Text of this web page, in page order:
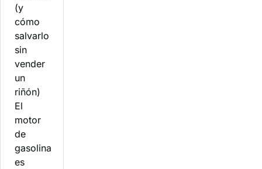
(y
cómo
salvarlo
sin
vender
un
riñón)
El
motor
de
gasolina
es